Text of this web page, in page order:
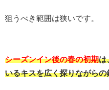
狙うべき範囲は狭いです。
シーズンイン後の春の初期は
いるキスを広く探りながら